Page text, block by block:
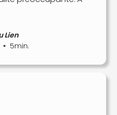
Lien
• 5min.